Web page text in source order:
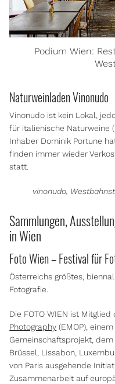
Podium Wien:
Naturweinladen Vinonudo
Vinonudo ist kein Lokal,
für italienische Naturweine
Inhaber Dominik Portune
finden immer wieder
statt.
vinonudo,
Sammlungen,
in Wien
Foto Wien – Festival für
Österreichs größtes,
Fotografie.
Die FOTO WIEN ist Mitglied
Photography (EMOP),
Gemeinschaftsprojekt,
Brüssel, Lissabon,
von Paris ausgehende
Zusammenarbeit auf